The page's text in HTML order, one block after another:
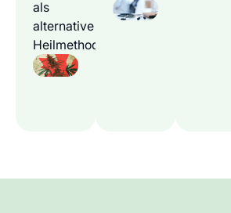
als
alternative
Heilmethode